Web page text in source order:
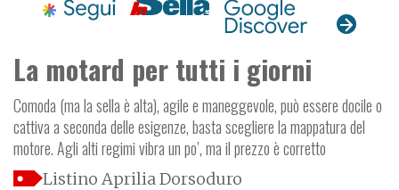
La motard per tutti i giorni
Comoda (ma la sella è alta), agile e maneggevole, può essere docile o
cattiva a seconda delle esigenze, basta scegliere la mappatura del
motore. Agli alti regimi vibra un po’, ma il prezzo è corretto
Listino Aprilia Dorsoduro